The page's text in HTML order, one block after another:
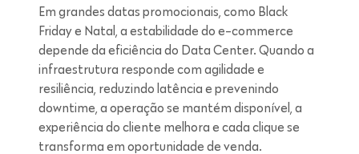
Em grandes datas promocionais, como Black
Friday e Natal, a estabilidade do e-commerce
depende da eficiência do Data Center. Quando a
infraestrutura responde com agilidade e
resiliência, reduzindo latência e prevenindo
downtime, a operação se mantém disponível, a
experiência do cliente melhora e cada clique se
transforma em oportunidade de venda.